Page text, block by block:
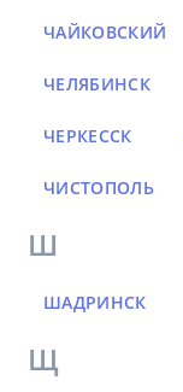
ЧАЙКОВСКИЙ
ЧЕЛЯБИНСК
ЧЕРКЕССК
ЧИСТОПОЛЬ
Ш
ШАДРИНСК
Щ